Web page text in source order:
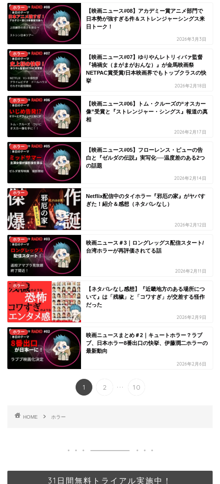
ホラー
【映画ニュース#08】アカデミー賞アニメ部門で
日本勢が強すぎる件＆ストレンジャーシングス来
日トーク！
2026年3月3日
ホラー
【映画ニュース#07】ゆりやんレトリィバァ監督
『禍禍女（まがまがおんな）』が金馬映画祭
NETPAC賞受賞/日本映画界でもトップクラスの快
挙
2026年2月18日
ホラー
【映画ニュース#06】トム・クルーズの“オスカー
像”受賞と『ストレンジャー・シングス』報道の真
相
2026年2月17日
ホラー
【映画ニュース#05】フローレンス・ピューの告
白と『ゼルダの伝説』実写化──温度差のある2つ
の話題
2026年2月14日
ホラー
Netflix配信中のタイホラー『邪厄の家』がヤバす
ぎた！紹介＆感想（ネタバレなし）
2026年2月12日
ホラー
映画ニュース＃3｜ロングレッグス配信スタート/
台湾ホラーが再評価されてる話
2026年2月11日
ホラー
【ネタバレなし感想】『近畿地方のある場所につ
いて』は「残穢」と「コワすぎ」が交差する怪作
だった
2026年2月9日
ホラー
映画ニュースまとめ＃2｜キュートホラー？ラブ
ブ、日本ホラー8番出口の快挙、伊藤潤二ホラーの
最新動向
2026年2月6日
1 2 ... 10
HOME ホラー
31日間無料トライアル実施中！